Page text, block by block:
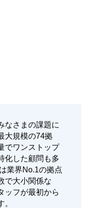
なさまの課題に
大規模の74拠
でワンストップ
化した顧問も多
業界No.1の拠点
で大小関係な
ッフが最初から